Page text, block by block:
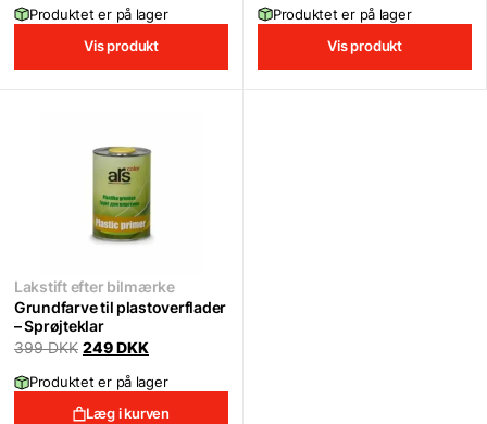
was:
299 DKK.
is:
249 DKK.
Produktet er på lager
Vis produkt
was:
299 DKK.
is:
249 DKK.
Produktet er på lager
Vis produkt
Lakstift efter bilmærke
Grundfarve til plastoverflader
– Sprøjteklar
399DKK Original
was:
399 DKK.
249DKKCurrent
is:
249 DKK.
Produktet er på lager
Læg i kurven